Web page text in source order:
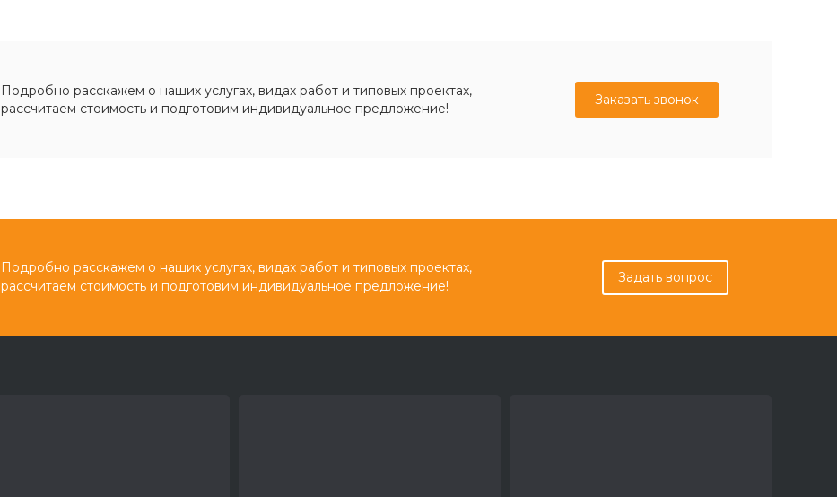
Подробно расскажем о наших услугах, видах работ и типовых проектах,
рассчитаем стоимость и подготовим индивидуальное предложение!
Заказать звонок
Подробно расскажем о наших услугах, видах работ и типовых проектах,
рассчитаем стоимость и подготовим индивидуальное предложение!
Задать вопрос